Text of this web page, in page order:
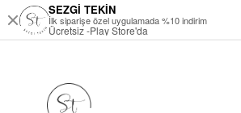
SEZGİ TEKİN
İlk siparişe özel uygulamada %10 indirim
Ücretsiz -Play Store'da